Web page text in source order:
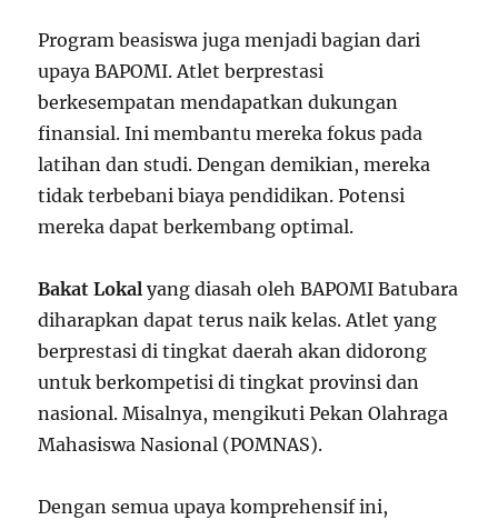
Program beasiswa juga menjadi bagian dari
upaya BAPOMI. Atlet berprestasi
berkesempatan mendapatkan dukungan
finansial. Ini membantu mereka fokus pada
latihan dan studi. Dengan demikian, mereka
tidak terbebani biaya pendidikan. Potensi
mereka dapat berkembang optimal.
Bakat Lokal yang diasah oleh BAPOMI Batubara
diharapkan dapat terus naik kelas. Atlet yang
berprestasi di tingkat daerah akan didorong
untuk berkompetisi di tingkat provinsi dan
nasional. Misalnya, mengikuti Pekan Olahraga
Mahasiswa Nasional (POMNAS).
Dengan semua upaya komprehensif ini,